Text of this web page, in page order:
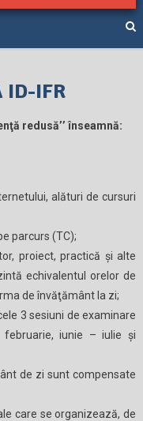
ID-IFR
redusă’’ înseamnă:
alături de cursuri
parcurs (TC);
proiect, practică şi alte
echivalentul orelor de
de învăţământ la zi;
3 sesiuni de examinare
iunie – iulie şi
de zi sunt compensate
care se organizează, de